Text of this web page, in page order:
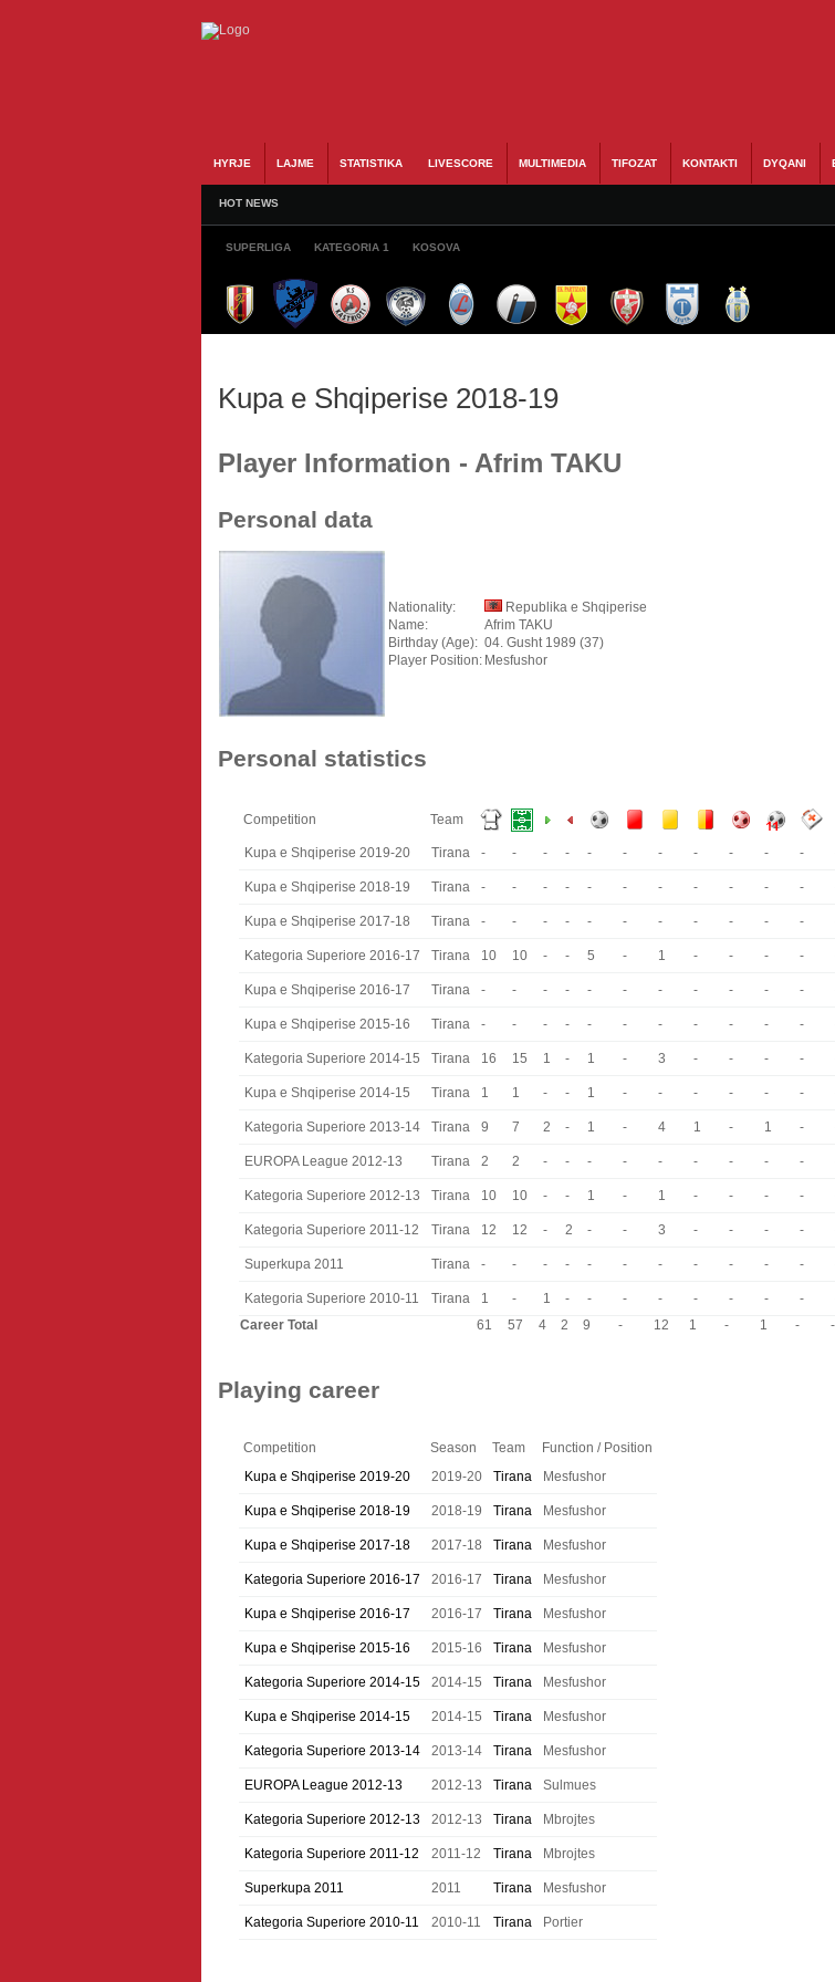
HYRJE LAJME STATISTIKA LIVESCORE MULTIMEDIA TIFOZAT KONTAKTI DYQANI
HOT NEWS
SUPERLIGA KATEGORIA 1 KOSOVA
Kupa e Shqiperise 2018-19
Player Information - Afrim TAKU
Personal data
Nationality:
Republika e Shqiperise
Name:
Afrim TAKU
Birthday (Age): 04. Gusht 1989 (37)
Player Position: Mesfushor
Personal statistics
Competition Team
Kupa e Shqiperise 2019-20 Tirana - - - - - - - - - - -
Kupa e Shqiperise 2018-19 Tirana - - - - - - - - - - -
Kupa e Shqiperise 2017-18 Tirana - - - - - - - - - - -
Kategoria Superiore 2016-17 Tirana 10 10 - - 5 - 1 - - - -
Kupa e Shqiperise 2016-17 Tirana - - - - - - - - - - -
Kupa e Shqiperise 2015-16 Tirana - - - - - - - - - - -
Kategoria Superiore 2014-15 Tirana 16 15 1 - 1 - 3 - - - -
Kupa e Shqiperise 2014-15 Tirana 1 1 - - 1 - - - - - -
Kategoria Superiore 2013-14 Tirana 9 7 2 - 1 - 4 1 - 1 -
EUROPA League 2012-13 Tirana 2 2 - - - - - - - - -
Kategoria Superiore 2012-13 Tirana 10 10 - - 1 - 1 - - - -
Kategoria Superiore 2011-12 Tirana 12 12 - 2 - - 3 - - - -
Superkupa 2011 Tirana - - - - - - - - - - -
Kategoria Superiore 2010-11 Tirana 1 - 1 - - - - - - - -
Career Total
61 57 4 2 9 - 12 1 - 1 - -
Playing career
Competition Season Team
Function / Position
Kupa e Shqiperise 2019-20
2019-20 Tirana Mesfushor
Kupa e Shqiperise 2018-19 2018-19 Tirana Mesfushor
Kupa e Shqiperise 2017-18 2017-18 Tirana Mesfushor
Kategoria Superiore 2016-17 2016-17 Tirana Mesfushor
Kupa e Shqiperise 2016-17 2016-17 Tirana Mesfushor
Kupa e Shqiperise 2015-16 2015-16 Tirana Mesfushor
Kategoria Superiore 2014-15 2014-15 Tirana Mesfushor
Kupa e Shqiperise 2014-15 2014-15 Tirana Mesfushor
Kategoria Superiore 2013-14 2013-14 Tirana Mesfushor
EUROPA League 2012-13 2012-13 Tirana Sulmues
Kategoria Superiore 2012-13 2012-13 Tirana Mbrojtes
Kategoria Superiore 2011-12 2011-12 Tirana Mbrojtes
Superkupa 2011 2011 Tirana Mesfushor
Kategoria Superiore 2010-11 2010-11 Tirana Portier